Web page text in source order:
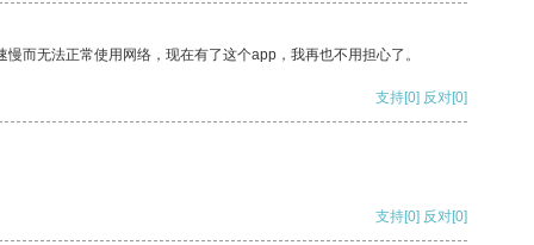
而无法正常使用网络，现在有了这个app，我再也不用担心了。
支持[0] 反对[0]
支持[0] 反对[0]